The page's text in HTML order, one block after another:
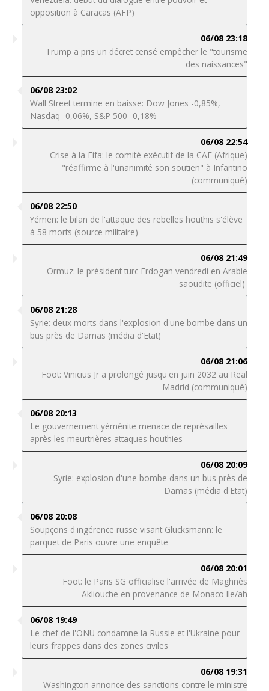
opposition à Caracas (AFP)
06/08 23:18
Trump a pris un décret censé empêcher le "tourisme
des naissances"
06/08 23:02
Wall Street termine en baisse: Dow Jones -0,85%,
Nasdaq -0,06%, S&P 500 -0,18%
06/08 22:54
Crise à la Fifa: le comité exécutif de la CAF (Afrique)
"réaffirme à l'unanimité son soutien" à Infantino
(communiqué)
06/08 22:50
Yémen: le bilan de l'attaque des rebelles houthis s'élève
à 58 morts (source militaire)
06/08 21:49
Ormuz: le président turc Erdogan vendredi en Arabie
saoudite (officiel)
06/08 21:28
Syrie: deux morts dans l'explosion d'une bombe dans un
bus près de Damas (média d'Etat)
06/08 21:06
Foot: Vinicius Jr a prolongé jusqu'en juin 2032 au Real
Madrid (communiqué)
06/08 20:13
Le gouvernement yéménite menace de représailles
après les meurtrières attaques houthies
06/08 20:09
Syrie: explosion d'une bombe dans un bus près de
Damas (média d'Etat)
06/08 20:08
Soupçons d'ingérence russe visant Glucksmann: le
parquet de Paris ouvre une enquête
06/08 20:01
Foot: le Paris SG officialise l'arrivée de Maghnès
Akliouche en provenance de Monaco lle/ah
06/08 19:49
Le chef de l'ONU condamne la Russie et l'Ukraine pour
leurs frappes dans des zones civiles
06/08 19:31
Washington annonce des sanctions contre le ministre